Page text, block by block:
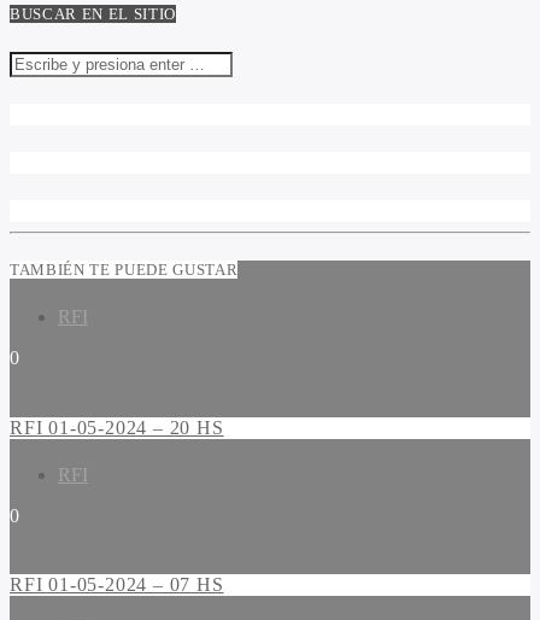
BUSCAR EN EL SITIO
TAMBIÉN TE PUEDE GUSTAR
RFI
0
RFI 01-05-2024 – 20 HS
RFI
0
RFI 01-05-2024 – 07 HS